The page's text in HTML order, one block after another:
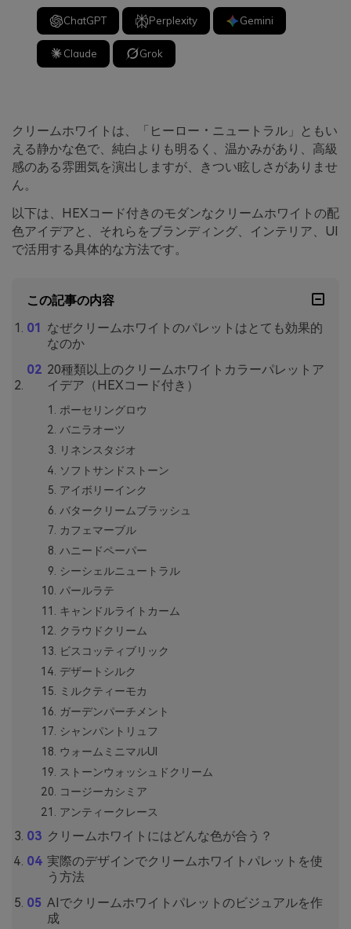
ChatGPT Perplexity Gemini
Claude Grok
クリームホワイトは、「ヒーロー・ニュートラル」ともい
える静かな色で、純白よりも明るく、温かみがあり、高級
感のある雰囲気を演出しますが、きつい眩しさがありませ
ん。
以下は、HEXコード付きのモダンなクリームホワイトの配
色アイデアと、それらをブランディング、インテリア、UI
で活用する具体的な方法です。
この記事の内容
なぜクリームホワイトのパレットはとても効果的
なのか
20種類以上のクリームホワイトカラーパレットア
イデア（HEXコード付き）
ポーセリングロウ
バニラオーツ
リネンスタジオ
ソフトサンドストーン
アイボリーインク
バタークリームブラッシュ
カフェマーブル
ハニードペーパー
シーシェルニュートラル
パールラテ
キャンドルライトカーム
クラウドクリーム
ビスコッティブリック
デザートシルク
ミルクティーモカ
ガーデンパーチメント
シャンパントリュフ
ウォームミニマルUI
ストーンウォッシュドクリーム
コージーカシミア
アンティークレース
クリームホワイトにはどんな色が合う？
実際のデザインでクリームホワイトパレットを使
う方法
AIでクリームホワイトパレットのビジュアルを作
成